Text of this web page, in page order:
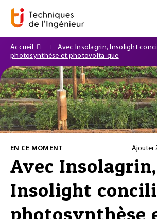
Accueil
Avec Insolagrin, Insolight
photosynthèse et photovoltaïque
EN CE MOMENT Ajouter
Avec Insolagrin,
Insolight
photosynthèse